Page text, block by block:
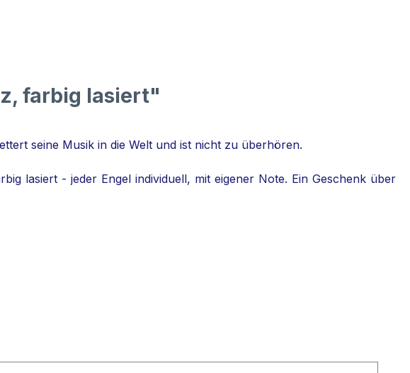
farbig lasiert"
seine Musik in die Welt und ist nicht zu überhören.
lasiert - jeder Engel individuell, mit eigener Note. Ein Geschenk über